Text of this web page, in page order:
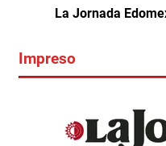
La Jornada
Impreso